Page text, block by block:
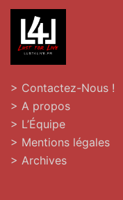
> Contactez-Nous !
> A propos
> L’Équipe
> Mentions légales
> Archives